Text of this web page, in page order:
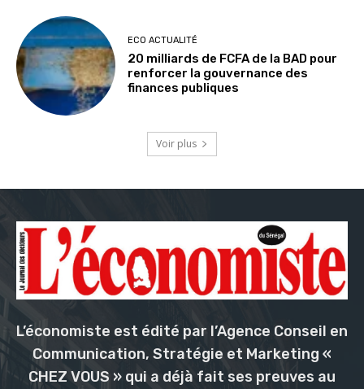
ECO ACTUALITÉ
20 milliards de FCFA de la BAD pour
renforcer la gouvernance des
finances publiques
Voir plus
L’économiste est édité par l’Agence Conseil en
Communication, Stratégie et Marketing «
CHEZ VOUS » qui a déjà fait ses preuves au